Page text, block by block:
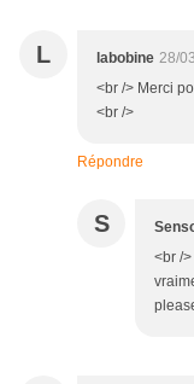
L labobine 28/
<br /> Merci
<br />
Répondre
S
<br /